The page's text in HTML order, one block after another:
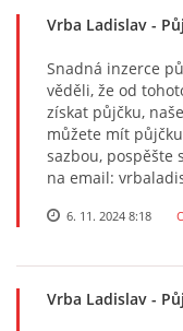
Vrba Ladislav -
Snadná inzerce
věděli, že od
získat půjčku,
můžete mít
sazbou, pospěšte
na email:
6. 11. 2024 8:18
Vrba Ladislav -